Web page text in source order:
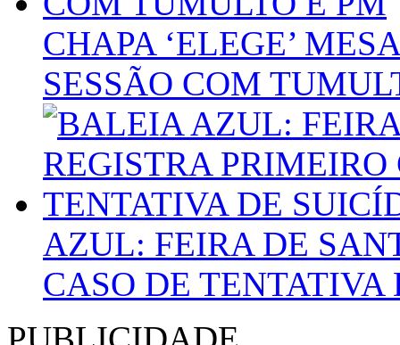
CHAPA ‘ELEGE’
SESSÃO COM
AZUL: FEIRA DE
CASO DE TENTATIVA